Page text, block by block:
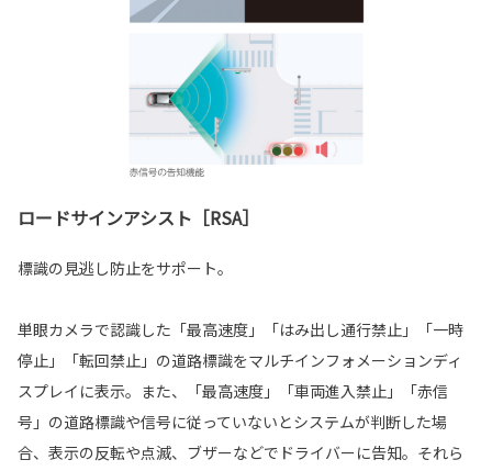
ロードサインアシスト［RSA］
標識の見逃し防止をサポート。
単眼カメラで認識した「最高速度」「はみ出し通行禁止」「一時
停止」「転回禁止」の道路標識をマルチインフォメーションディ
スプレイに表示。また、「最高速度」「車両進入禁止」「赤信
号」の道路標識や信号に従っていないとシステムが判断した場
合、表示の反転や点滅、ブザーなどでドライバーに告知。それら